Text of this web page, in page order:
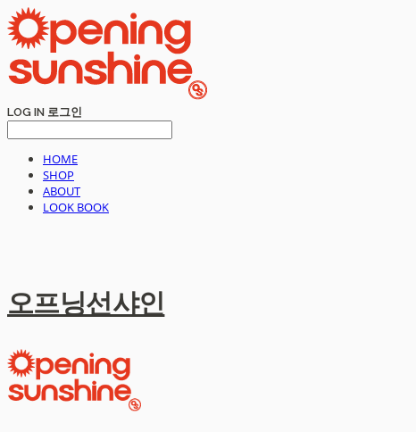
LOG IN 로그인
HOME
SHOP
ABOUT
LOOK BOOK
오프닝선샤인